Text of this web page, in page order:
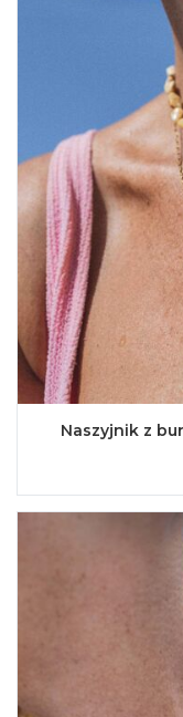
Naszyjnik z